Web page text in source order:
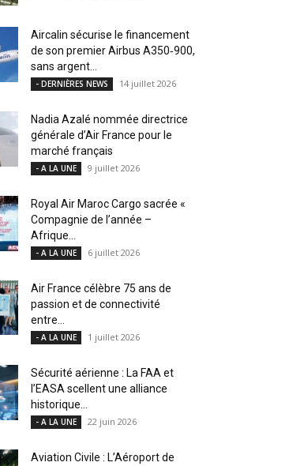
Aircalin sécurise le financement
de son premier Airbus A350‑900,
sans argent...
- DERNIÈRES NEWS 14 juillet 2026
Nadia Azalé nommée directrice
générale d’Air France pour le
marché français
- A LA UNE 9 juillet 2026
Royal Air Maroc Cargo sacrée «
Compagnie de l’année –
Afrique...
- A LA UNE 6 juillet 2026
Air France célèbre 75 ans de
passion et de connectivité
entre...
- A LA UNE 1 juillet 2026
Sécurité aérienne : La FAA et
l’EASA scellent une alliance
historique...
- A LA UNE 22 juin 2026
Aviation Civile : L’Aéroport de